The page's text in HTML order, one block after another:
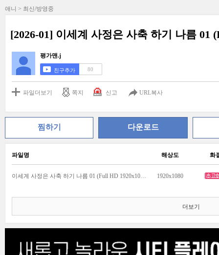
애니 > 최신/방영중
[2026-01] 이세계 사정은 사축 하기 나름 01
평가맨.j
친구추가 80
파일더보기 쪽지 신고 URL복사
찜하기 다운로드
파일명 해상도 화
이세계 사정은 사축 하기 나름 01 (Full HD 1920x1080 x264).mkv 1920x1080
더보기